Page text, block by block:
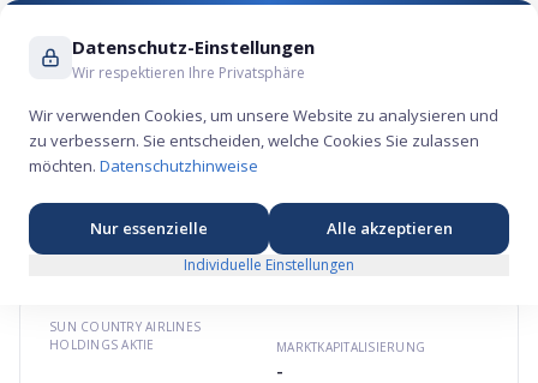
Suche ...
Sun Country Airlines Holdings Aktie –
Raumfahrt-Börsengang 2021
Nordamerika 🚀 suncountry.com ★★
SUN COUNTRY AIRLINES
HOLDINGS AKTIE MARKTKAPITALISIERUNG
-
Datenschutz-Einstellungen
Wir respektieren Ihre Privatsphäre
Wir verwenden Cookies, um unsere Website zu analysieren und
zu verbessern. Sie entscheiden, welche Cookies Sie zulassen
möchten. Datenschutzhinweise
Nur essenzielle Alle akzeptieren
Individuelle Einstellungen